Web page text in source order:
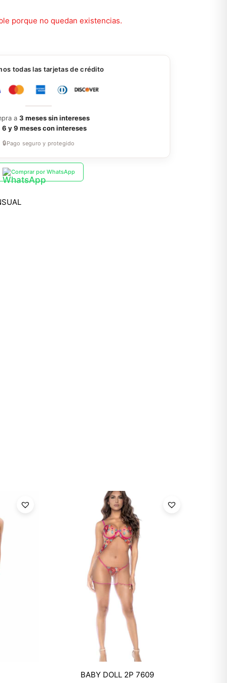
porque no quedan existencias.
todas las tarjetas de crédito
a 3 meses sin intereses
6 y 9 meses con intereses
🔒Pago seguro y protegido
Comprar por WhatsApp
BABY DOLL 2P 7609
Mixtwo - Lencería y Ropa